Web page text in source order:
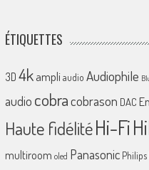
ÉTIQUETTES
3D 4k ampliaudio Audiophile
audio cobracobrason DAC
Haute fidélitéHi-Fi
multiroom oled Panasonic Philips